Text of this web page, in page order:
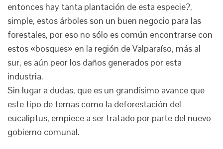
entonces hay tanta plantación de esta especie?,
simple, estos árboles son un buen negocio para las
forestales, por eso no sólo es común encontrarse con
estos «bosques» en la región de Valparaíso, más al
sur, es aún peor los daños generados por esta
industria.
Sin lugar a dudas, que es un grandísimo avance que
este tipo de temas como la deforestación del
eucaliptus, empiece a ser tratado por parte del nuevo
gobierno comunal.